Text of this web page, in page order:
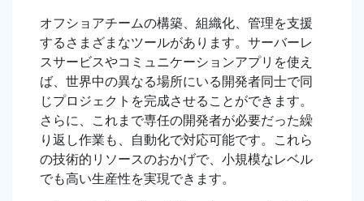
オフショアチームの構築、組織化、管理を支援
するさまざまなツールがあります。サーバーレ
スサービスやコミュニケーションアプリを使え
ば、世界中の異なる場所にいる開発者同士で同
じプロジェクトを完成させることができます。
さらに、これまで専任の開発者が必要だった繰
り返し作業も、自動化で対応可能です。これら
の技術的リソースのおかげで、小規模なレベル
でも高い生産性を実現できます。